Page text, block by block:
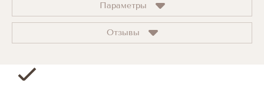
Параметры
Отзывы